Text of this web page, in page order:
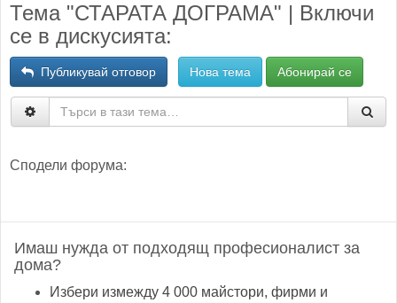
Тема "СТАРАТА ДОГРАМА" | Включи
се в дискусията:
Публикувай отговор Нова тема Абонирай се
Сподели форума:
Имаш нужда от подходящ професионалист за
дома?
Избери измежду 4 000 майстори, фирми и